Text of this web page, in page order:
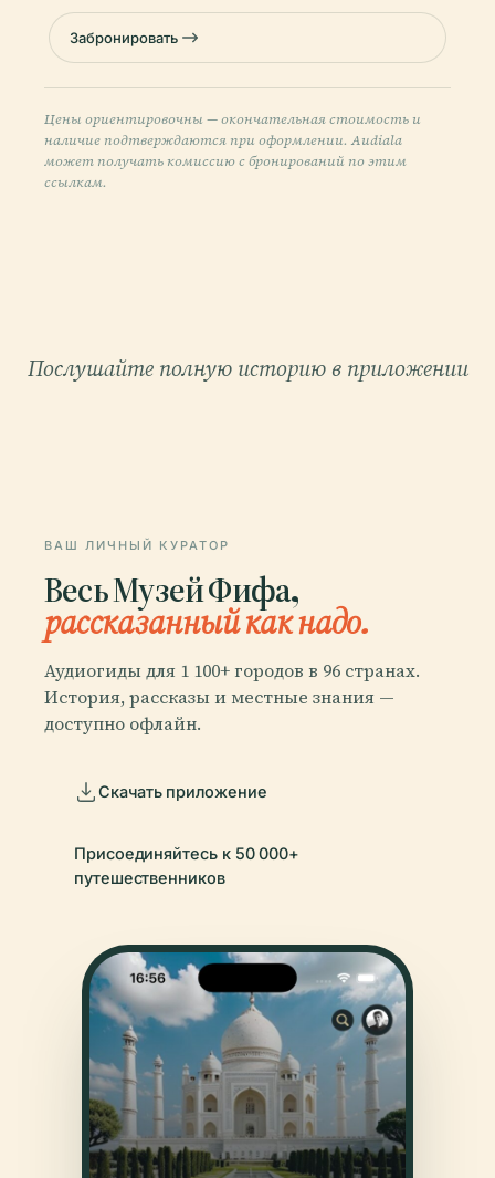
Забронировать
Цены ориентировочны — окончательная стоимость и
наличие подтверждаются при оформлении. Audiala
может получать комиссию с бронирований по этим
ссылкам.
Послушайте полную историю в приложении
ВАШ ЛИЧНЫЙ КУРАТОР
Весь Музей Фифа,
рассказанный как надо.
Аудиогиды для 1 100+ городов в 96 странах.
История, рассказы и местные знания —
доступно офлайн.
Скачать приложение
Присоединяйтесь к 50 000+
путешественников